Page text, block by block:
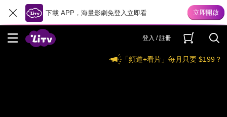
下載 APP，海量影劇免登入立即看
登入 / 註冊
「頻道+看片」每月只要 $199？